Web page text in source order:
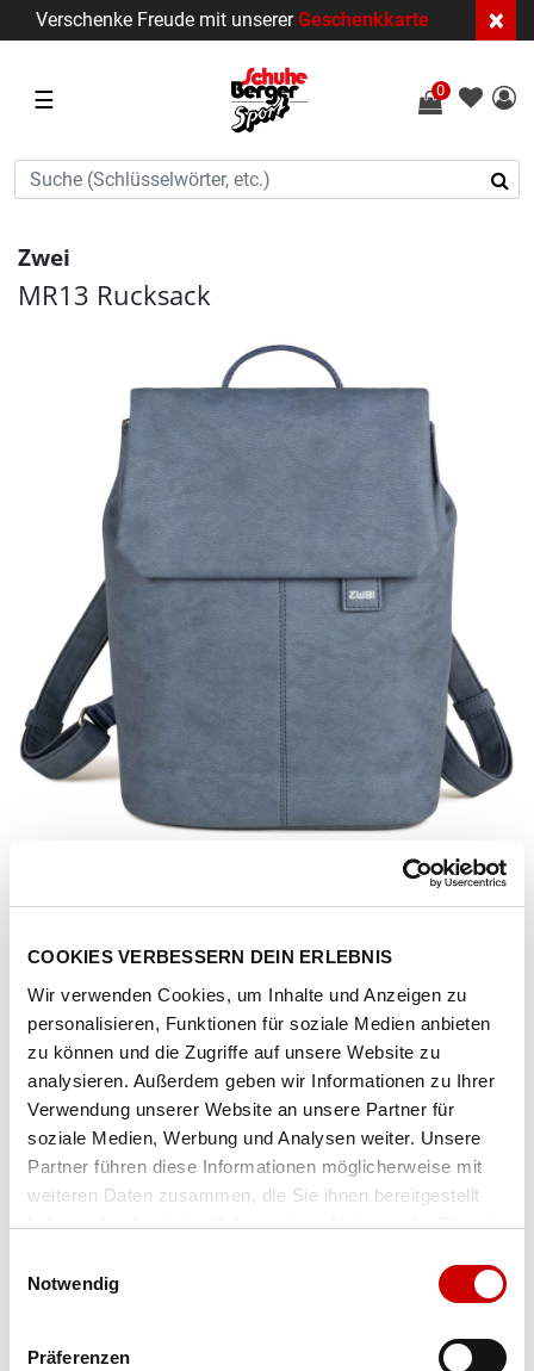
COOKIES VERBESSERN DEIN ERLEBNIS
Wir verwenden Cookies, um Inhalte und Anzeigen zu
personalisieren, Funktionen für soziale Medien anbieten
zu können und die Zugriffe auf unsere Website zu
analysieren. Außerdem geben wir Informationen zu Ihrer
Verwendung unserer Website an unsere Partner für
soziale Medien, Werbung und Analysen weiter. Unsere
Partner führen diese Informationen möglicherweise mit
weiteren Daten zusammen, die Sie ihnen bereitgestellt
haben oder die sie im Rahmen Ihrer Nutzung der Dienste
Notwendig
Präferenzen
Verschenke Freude mit unsererGeschenkkarte ×
☰ 0
Zwei
MR13 Rucksack
Artikel-Nr.134421-1064-1001
Farbe nubuk blue
Ausgewählt
Menge